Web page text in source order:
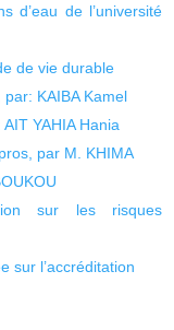
d’eau de l’université
de vie durable
KAIBA Kamel
YAHIA Hania
par M. KHIMA
sur les risques
sur l’accréditation